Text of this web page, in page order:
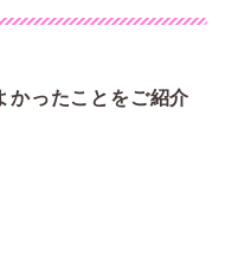
かったことをご紹介